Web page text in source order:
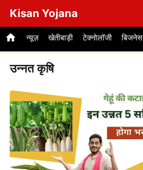
content
Kisan Yojana
न्यूज़ खेतीबाड़ी टेक्नोलॉजी बिजनेस
उन्नत कृषि